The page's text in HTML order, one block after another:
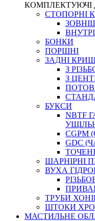
КОМПЛЕКТУЮЧІ
СТОПОРНІ
БОНКИ
ПОРШНІ
ЗАДНІ
З
З
БУКСИ
NBTF
CGPM
GDC
ТОЧЕНІ
ШАРНІРНІ
ВУХА
ТРУБИ
ШТОКИ
МАСТИЛЬНЕ